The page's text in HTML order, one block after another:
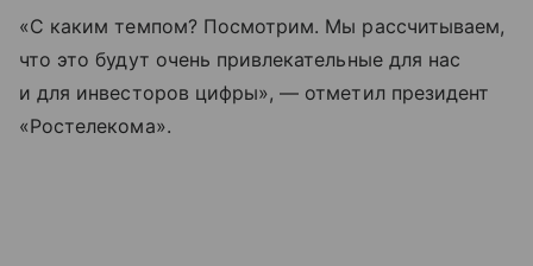
«С каким темпом? Посмотрим. Мы рассчитываем,
что это будут очень привлекательные для нас
и для инвесторов цифры», — отметил президент
«Ростелекома».